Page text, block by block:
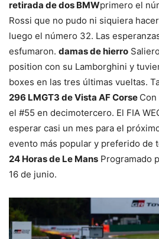
retirada de dos BMWprimero el
Rossi que no pudo ni siquiera
luego el número 32. Las
esfumaron. damas de hierro
position con su Lamborghini y
boxes en las tres últimas vueltas.
296 LMGT3 de Vista AF Corse
el #55 en decimotercero. El FIA
esperar casi un mes para el
evento más popular y preferido de
24 Horas de Le Mans Programado
16 de junio.